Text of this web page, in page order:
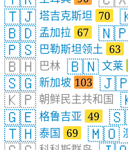
🇹🇯 塔吉克斯坦 70
🇧🇩 孟加拉 67
🇵🇸 巴勒斯坦领土 63
🇧🇭 巴林 🇧🇳 文莱
🇸🇬 新加坡 103
🇰🇵 朝鲜民主共和国
🇬🇪 格鲁吉亚 49
🇹🇭 泰国 69 🇲🇴